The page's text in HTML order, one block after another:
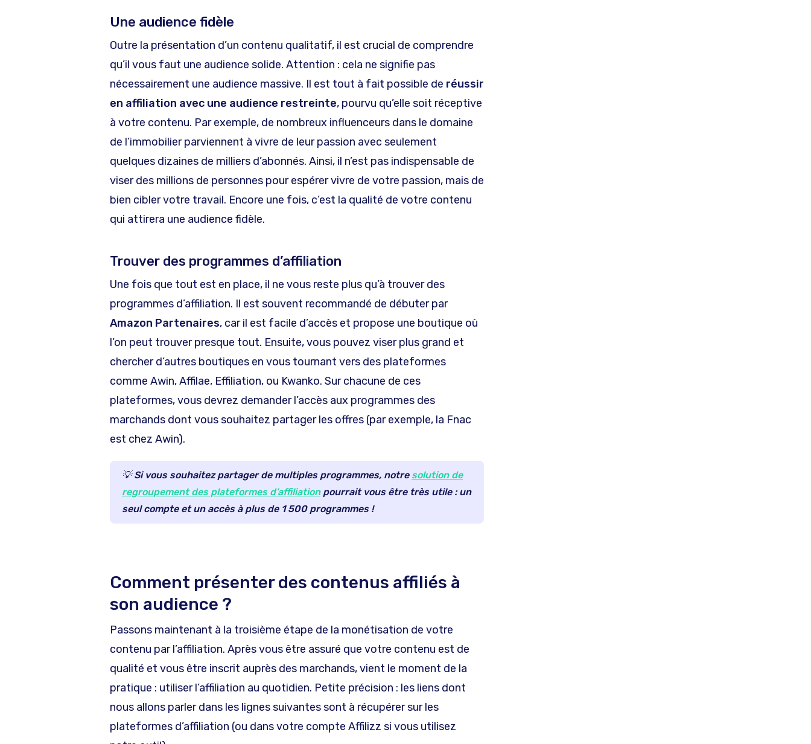
Une audience fidèle
Outre la présentation d’un contenu qualitatif, il est crucial de comprendre
qu’il vous faut une audience solide. Attention : cela ne signifie pas
nécessairement une audience massive. Il est tout à fait possible de réussir
en affiliation avec une audience restreinte, pourvu qu’elle soit réceptive
à votre contenu. Par exemple, de nombreux influenceurs dans le domaine
de l’immobilier parviennent à vivre de leur passion avec seulement
quelques dizaines de milliers d’abonnés. Ainsi, il n’est pas indispensable de
viser des millions de personnes pour espérer vivre de votre passion, mais de
bien cibler votre travail. Encore une fois, c’est la qualité de votre contenu
qui attirera une audience fidèle.
Trouver des programmes d’affiliation
Une fois que tout est en place, il ne vous reste plus qu’à trouver des
programmes d’affiliation. Il est souvent recommandé de débuter par
Amazon Partenaires, car il est facile d’accès et propose une boutique où
l’on peut trouver presque tout. Ensuite, vous pouvez viser plus grand et
chercher d’autres boutiques en vous tournant vers des plateformes
comme Awin, Affilae, Effiliation, ou Kwanko. Sur chacune de ces
plateformes, vous devrez demander l’accès aux programmes des
marchands dont vous souhaitez partager les offres (par exemple, la Fnac
est chez Awin).
💡 Si vous souhaitez partager de multiples programmes, notre solution de
regroupement des plateformes d’affiliationpourrait vous être très utile : un
seul compte et un accès à plus de 1 500 programmes !
Comment présenter des contenus affiliés à
son audience ?
Passons maintenant à la troisième étape de la monétisation de votre
contenu par l’affiliation. Après vous être assuré que votre contenu est de
qualité et vous être inscrit auprès des marchands, vient le moment de la
pratique : utiliser l’affiliation au quotidien. Petite précision : les liens dont
nous allons parler dans les lignes suivantes sont à récupérer sur les
plateformes d’affiliation (ou dans votre compte Affilizz si vous utilisez